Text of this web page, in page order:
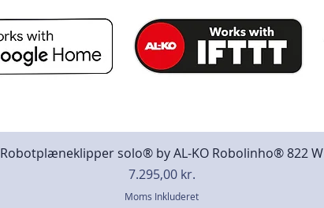
Robotplæneklipper solo® by AL-KO Robolinho® 822 W
Pris
7.295,00 kr.
Moms Inkluderet